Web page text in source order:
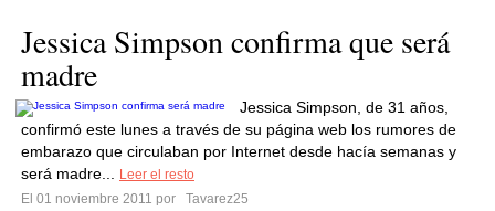
Jessica Simpson confirma que será
madre
Jessica Simpson, de 31 años,
confirmó este lunes a través de su página web los rumores de
embarazo que circulaban por Internet desde hacía semanas y
será madre...
Leer el resto
El 01 noviembre 2011 por
Tavarez25